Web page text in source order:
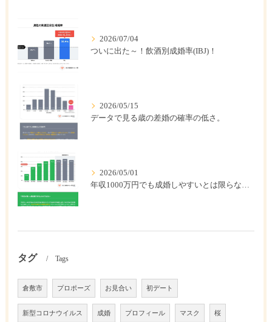
2026/07/04
ついに出た～！飲酒別成婚率(IBJ)！
2026/05/15
データで見る歳の差婚の確率の低さ。
2026/05/01
年収1000万円でも成婚しやすいとは限らない? 「年収帯別の成婚率」のリアル
タグ Tags
倉敷市 プロポーズ お見合い 初デート
新型コロナウイルス 成婚 プロフィール マスク 桜